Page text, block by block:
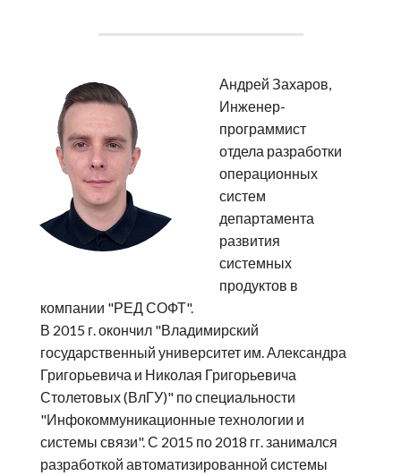
Андрей Захаров,
Инженер-
программист
отдела разработки
операционных
систем
департамента
развития
системных
продуктов в
компании "РЕД СОФТ".
В 2015 г. окончил "Владимирский
государственный университет им. Александра
Григорьевича и Николая Григорьевича
Столетовых (ВлГУ)" по специальности
"Инфокоммуникационные технологии и
системы связи". С 2015 по 2018 гг. занимался
разработкой автоматизированной системы